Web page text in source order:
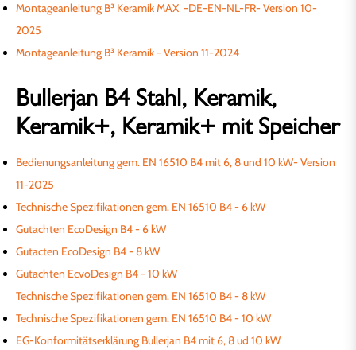
Montageanleitung B³ Keramik MAX -DE-EN-NL-FR- Version 10-
2025
Montageanleitung B³ Keramik - Version 11-2024
Bullerjan B4 Stahl, Keramik,
Keramik+, Keramik+ mit Speicher
Bedienungsanleitung gem. EN 16510 B4 mit 6, 8 und 10 kW- Version
11-2025
Technische Spezifikationen gem. EN 16510 B4 - 6 kW
Gutachten EcoDesign B4 - 6 kW
Gutacten EcoDesign B4 - 8 kW
Gutachten EcvoDesign B4 - 10 kW
Technische Spezifikationen gem. EN 16510 B4 - 8 kW
Technische Spezifikationen gem. EN 16510 B4 - 10 kW
EG-Konformitätserklärung Bullerjan B4 mit 6, 8 ud 10 kW